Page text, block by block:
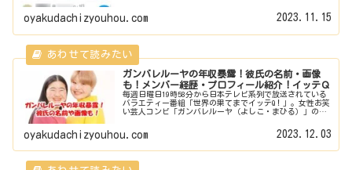
oyakudachizyouhou.com 2023.11.15
ガンバレルーヤの年収暴露！彼氏の名前・画像
も！メンバー経歴・プロフィール紹介！イッテＱ
毎週日曜日19時58分から日本テレビ系列で放送されている
バラエティー番組「世界の果てまでイッテQ！」。女性お笑
い芸人コンビ「ガンバレルーヤ（よしこ・まひる）」のお2
oyakudachizyouhou.com 2023.12.03